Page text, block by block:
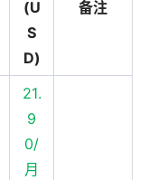
(U
S
D)
备注
21.
9
0/
月